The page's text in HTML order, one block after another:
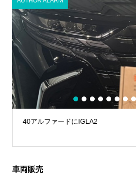
40アルファードにIGLA2
1 2 3 4 5 6 7 8
車両販売